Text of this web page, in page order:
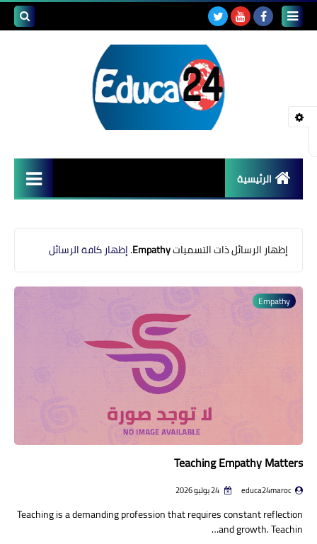
الرئيسية
قضايا تربوية
منوعات إخبارية
مواضيع تربوية
وثائق تربوية
الشؤون الاجتماعية لأسرة
التعليم
‏إظهار الرسائل ذات التسمياتEmpathy
.إظهار كافة الرسائل
Empathy
Teaching Empathy Matters
educa24maroc
Teaching is a demanding profession that requires constant reflection
and growth. Teachin…